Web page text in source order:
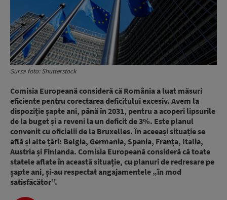
Sursa foto: Shutterstock
Comisia Europeană consideră că România a luat măsuri
eficiente pentru corectarea deficitului excesiv. Avem la
dispoziție șapte ani, până în 2031, pentru a acoperi lipsurile
de la buget și a reveni la un deficit de 3%. Este planul
convenit cu oficialii de la Bruxelles. În aceeași situație se
află și alte țări: Belgia, Germania, Spania, Franța, Italia,
Austria și Finlanda. Comisia Europeană consideră că toate
statele aflate în această situație, cu planuri de redresare pe
șapte ani, și-au respectat angajamentele „în mod
satisfăcător”.